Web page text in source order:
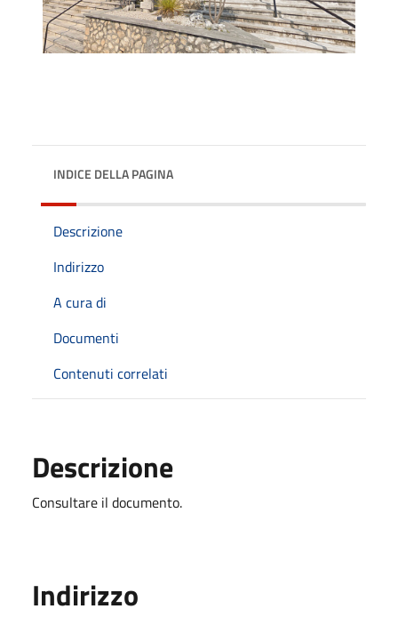
INDICE DELLA PAGINA
Descrizione
Indirizzo
A cura di
Documenti
Contenuti correlati
Descrizione
Consultare il documento.
Indirizzo